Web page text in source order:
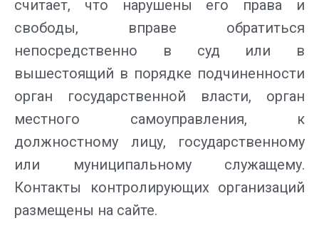
считает, что нарушены его права и
свободы, вправе обратиться
непосредственно в суд или в
вышестоящий в порядке подчиненности
орган государственной власти, орган
местного самоуправления, к
должностному лицу, государственному
или муниципальному служащему.
Контакты контролирующих организаций
размещены на сайте.